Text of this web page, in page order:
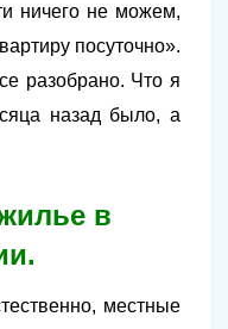
ничего не можем,
посуточно».
разобрано. Что я
назад было, а
в
местные